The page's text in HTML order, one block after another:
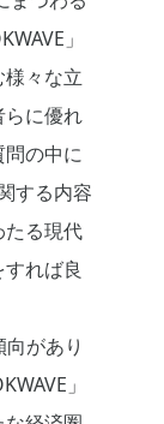
」
様々な立
らに優れ
の中に
する内容
たる現代
れば良
向があり
」